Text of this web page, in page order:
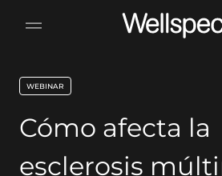
Wellspect
Cómo afecta la
esclerosis
key:global.content-type:
WEBINAR